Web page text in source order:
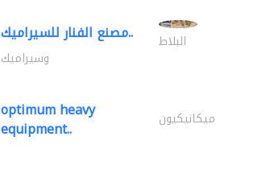
مصنع الفنار للسيراميك.. البلاط
وسيراميك
optimum heavy
equipment.. ميكانيكيون